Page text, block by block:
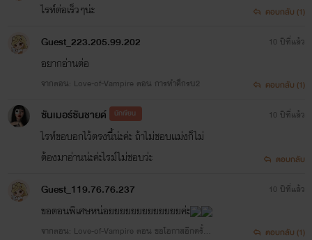
ไรท์เป็นพวกซาดิสน่ะค่ะ ฮ่าาา วันๆ
ไรท์ก็ต่อยกับเพื่อนที่โรงเรียน ไรท์ไม่
ได้เป็นนักเลงน่ะค่ะ
- ไรท์เป็นผู้หญิงน่ะค่ะ ทถกคนคงคิด
ว่าทำไมถึงต่อยกับเพื่อนที่โรงเรียนที่
จริงไรท์ไม่ได้
เริ่ม
ไรท์ต่อเร็วๆน่ะ
ตอบกลับ (1)
Guest_223.205.99.202
อยากอ่านต่อ
จากตอน: Love-of-Vampire ตอน การทำศึกรบ2
10 ปีที่แล้ว
ตอบกลับ (1)
ซันเมอร์ซันชายด์ นักเขียน
ไรท์ขอบอกไว้ตรงนี้น่ะค่ะ ถ้าไม่ชอบเเม่งก็ไม่
ต้องมาอ่านน่ะค่ะไรม์ไม่ชอบว่ะ
10 ปีที่แล้ว
ตอบกลับ
Guest_119.76.76.237
ขอตอนพิเศษหน่อยยยยยยยยยยยยยค่ะ
จากตอน: Love-of-Vampire ตอน ขอโอกาสอีกครั้งน่
10 ปีที่แล้ว
ตอบกลับ (1)